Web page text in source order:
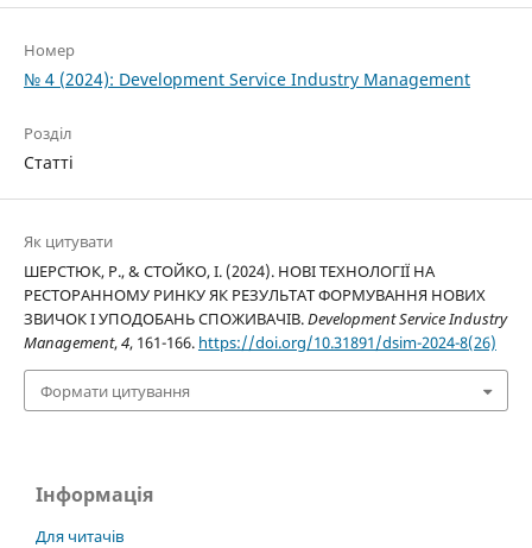
Номер
№ 4 (2024): Development Service Industry Management
Розділ
Статті
Як цитувати
ШЕРСТЮК, Р., & СТОЙКО, І. (2024). НОВІ ТЕХНОЛОГІЇ НА
РЕСТОРАННОМУ РИНКУ ЯК РЕЗУЛЬТАТ ФОРМУВАННЯ НОВИХ
ЗВИЧОК І УПОДОБАНЬ СПОЖИВАЧІВ.Development Service Industry
Management,4, 161-166. https://doi.org/10.31891/dsim-2024-8(26)
Формати цитування
Інформація
Для читачів